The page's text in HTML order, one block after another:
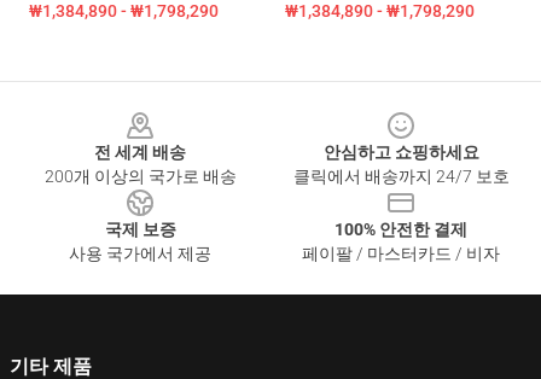
₩1,384,890 - ₩1,798,290 ₩1,384,890 - ₩1,798,290
전 세계 배송
200개 이상의 국가로 배송
안심하고 쇼핑하세요
클릭에서 배송까지 24/7 보호
국제 보증
사용 국가에서 제공
100% 안전한 결제
페이팔 / 마스터카드 / 비자
기타 제품